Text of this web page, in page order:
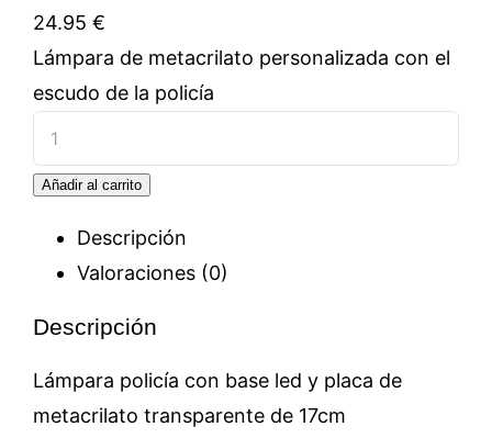
24.95 €
Lámpara de metacrilato personalizada con el
escudo de la policía
Lámpara
Escudo
Policía
cantidad
Añadir al carrito
Descripción
Valoraciones (0)
Descripción
Lámpara policía con base led y placa de
metacrilato transparente de 17cm